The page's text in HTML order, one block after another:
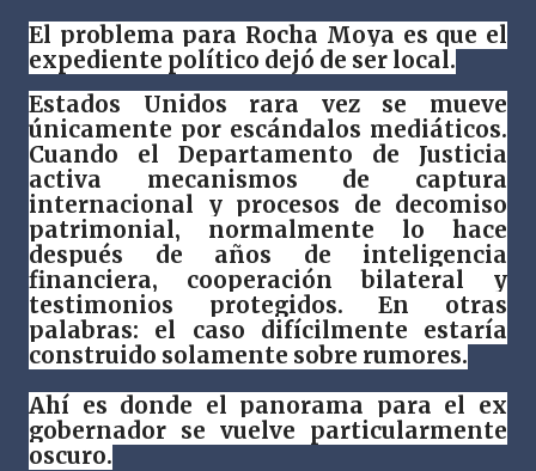
El problema para Rocha Moya es que el
expediente político dejó de ser local.
Estados Unidos rara vez se mueve
únicamente por escándalos mediáticos.
Cuando el Departamento de Justicia
activa mecanismos de captura
internacional y procesos de decomiso
patrimonial, normalmente lo hace
después de años de inteligencia
financiera, cooperación bilateral y
testimonios protegidos. En otras
palabras: el caso difícilmente estaría
construido solamente sobre rumores.
Ahí es donde el panorama para el ex
gobernador se vuelve particularmente
oscuro.